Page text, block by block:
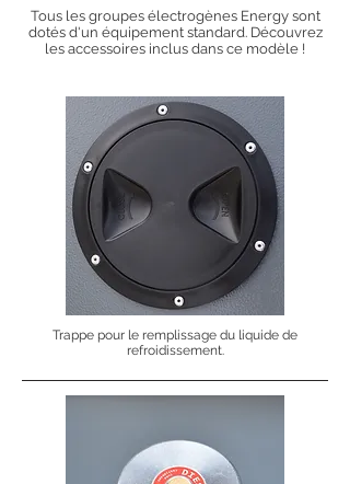
Tous les groupes électrogènes Energy sont
dotés d'un équipement standard. Découvrez
les accessoires inclus dans ce modèle !
Trappe pour le remplissage du liquide de
refroidissement.